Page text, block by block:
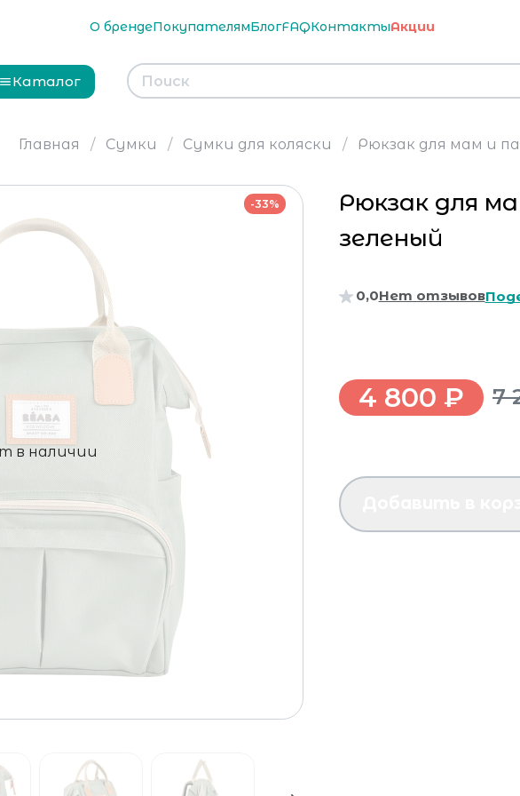
О брендеПокупателямБлогFAQКонтактыАкции
Каталог
Главная Сумки Сумки для коляски Рюкзак для мам и
в наличии
-33%
Рюкзак для
зеленый
0,0Нет отзывов
4 800 ₽ 7